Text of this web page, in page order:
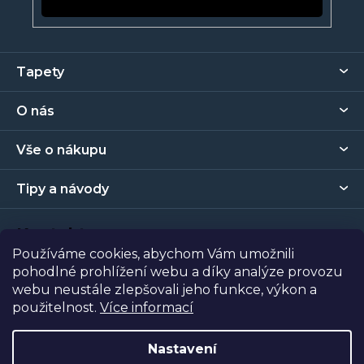
Používáme cookies, abychom Vám umožnili
pohodlné prohlížení webu a díky analýze provozu
webu neustále zlepšovali jeho funkce, výkon a
použitelnost. Více informací
Nastavení
a
í
Tapety
O nás
Vše o nákupu
Tipy a návody
Kontakt
Prodejna
Copyright 2026Tapety Metro Florenc. Všechna práva
vyhrazena.